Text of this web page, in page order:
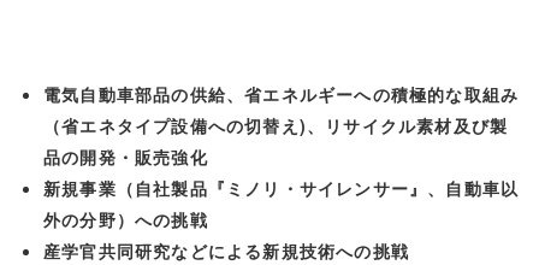
電気自動車部品の供給、省エネルギーへの積極的な取組み
（省エネタイプ設備への切替え)、リサイクル素材及び製
品の開発・販売強化
新規事業（自社製品『ミノリ・サイレンサー』、自動車以
外の分野）への挑戦
産学官共同研究などによる新規技術への挑戦